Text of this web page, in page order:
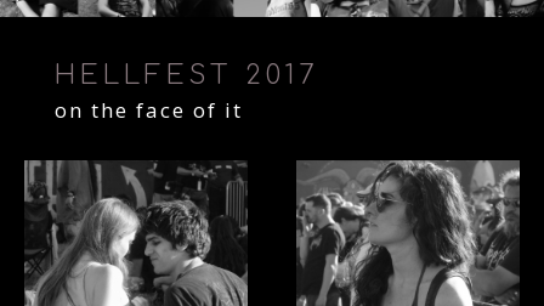
HELLFEST 2017
on the face of it